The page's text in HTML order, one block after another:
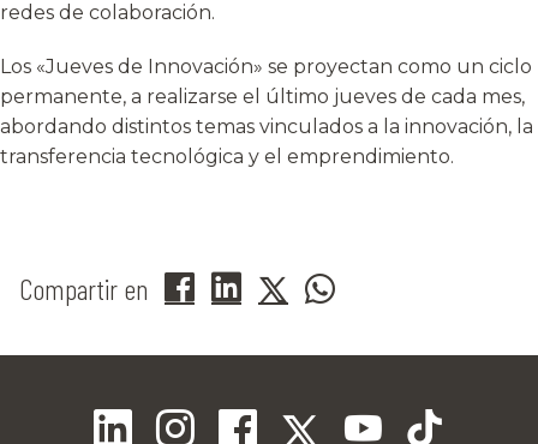
redes de colaboración.
Los «Jueves de Innovación» se proyectan como un ciclo
permanente, a realizarse el último jueves de cada mes,
abordando distintos temas vinculados a la innovación, la
transferencia tecnológica y el emprendimiento.
Compartir en